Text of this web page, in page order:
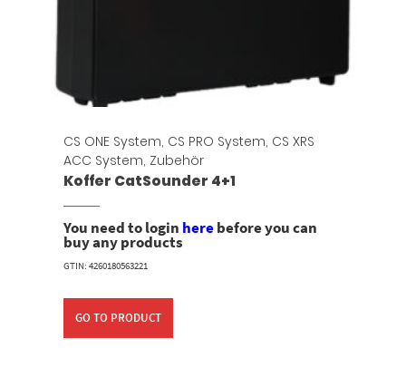
CS ONE System, CS PRO System, CS XRS
ACC System, Zubehör
Koffer CatSounder 4+1
You need to login herebefore you can
buy any products
GTIN: 4260180563221
GO TO PRODUCT